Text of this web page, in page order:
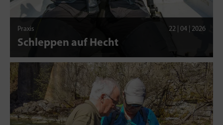
Praxis 22 | 04 | 2026
Schleppen auf Hecht